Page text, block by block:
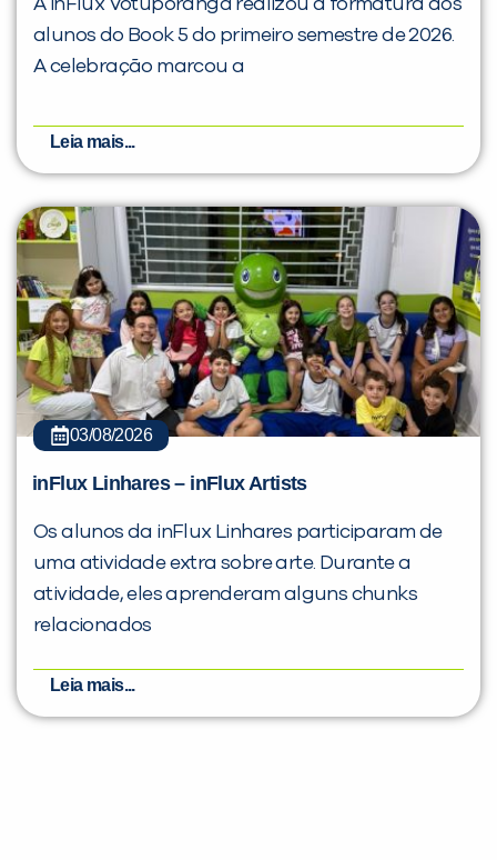
A inFlux Votuporanga realizou a formatura dos
alunos do Book 5 do primeiro semestre de 2026.
A celebração marcou a
Leia mais...
03/08/2026
inFlux Linhares – inFlux Artists
Os alunos da inFlux Linhares participaram de
uma atividade extra sobre arte. Durante a
atividade, eles aprenderam alguns chunks
relacionados
Leia mais...